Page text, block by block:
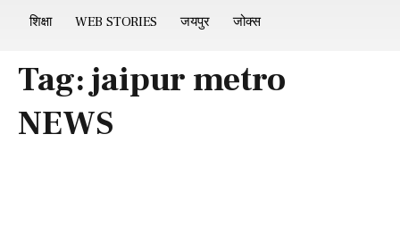
शिक्षा WEB STORIES जयपुर जोक्स
Tag:jaipur metro
NEWS